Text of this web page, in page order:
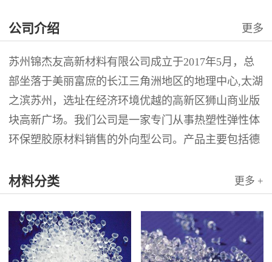
公司介绍 更多
苏州锦杰友高新材料有限公司成立于2017年5月，总
部坐落于美丽富庶的长江三角洲地区的地理中心,太湖
之滨苏州，选址在经济环境优越的高新区狮山商业版
块高新广场。我们公司是一家专门从事热塑性弹性体
环保塑胶原材料销售的外向型公司。产品主要包括德
材料分类 更多 +